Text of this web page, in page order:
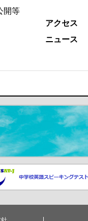
開等
アクセス
ニュース
英語スピーキングテス
インドウが開きます）